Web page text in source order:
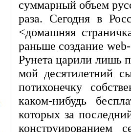
суммарный объем
раза. Сегодня в
<домашняя
раньше создание
Рунета царили лишь
мой десятилетний
потихонечку
каком-нибудь
которых за
конструированием